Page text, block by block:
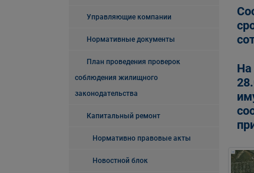
Управляющие компании
Нормативные документы
План проведения проверок
соблюдения жилищного
законодательства
Капитальный ремонт
Нормативно правовые акты
Новостной блок
На